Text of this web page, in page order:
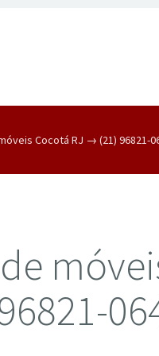
Cocotá RJ → (21) 96821-